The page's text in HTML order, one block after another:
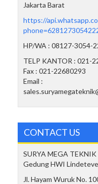
Jakarta Barat
https://
HP/WA : 08127-3054-
TELP KANTOR : 021-
Fax : 021-22680293
Email :
CONTACT US
SURYA MEGA TEKNIK
Gedung HWI
Jl. Hayam Wuruk No.